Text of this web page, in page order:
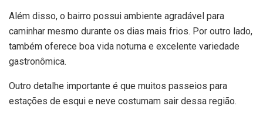
Além disso, o bairro possui ambiente agradável para
caminhar mesmo durante os dias mais frios. Por outro lado,
também oferece boa vida noturna e excelente variedade
gastronômica.
Outro detalhe importante é que muitos passeios para
estações de esqui e neve costumam sair dessa região.